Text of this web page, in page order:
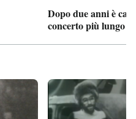
Dopo due anni è
concerto più lungo